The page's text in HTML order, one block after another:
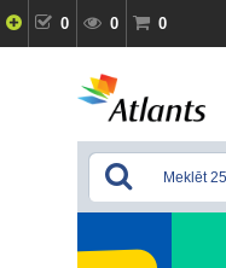
0 0 0